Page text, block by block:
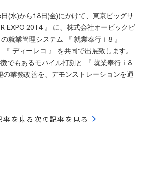
援サービス
リューション
ウドネットワーク整備
(水)から18日(金)にかけて、東京ビッグサ
EXPO 2014 』 に、株式会社オービックビ
就業管理システム 『 就業奉行ｉ8 』
ディーレコ 』 を共同で出展致します。
徴でもあるモバイル打刻と 『 就業奉行ｉ8
の業務改善を、デモンストレーションを通
事を見る次の記事を見る